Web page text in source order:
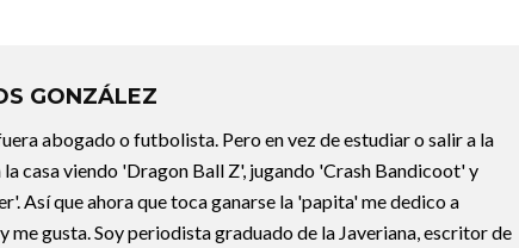
GONZÁLEZ
abogado o futbolista. Pero en vez de estudiar o salir a la
la casa viendo 'Dragon Ball Z', jugando 'Crash Bandicoot' y
Así que ahora que toca ganarse la 'papita' me dedico a
me gusta. Soy periodista graduado de la Javeriana, escritor de